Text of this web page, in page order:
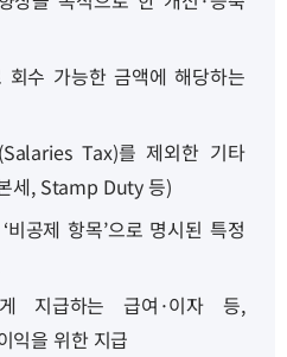
회수 가능한 금액에 해당하는
Tax)를 제외한 기타
세, Stamp Duty 등)
공제 항목’으로 명시된 특정
지급하는 급여·이자 등,
익을 위한 지급